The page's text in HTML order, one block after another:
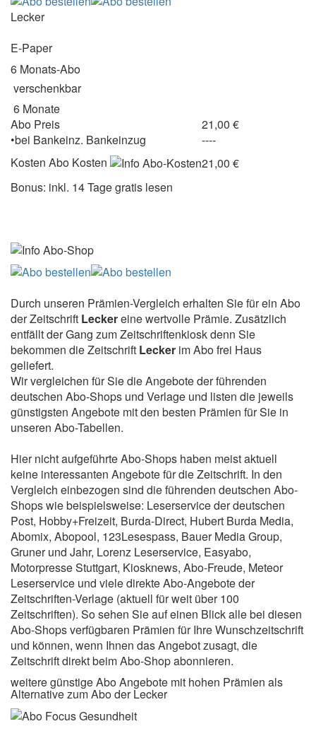
Lecker
E-Paper
6 Monats-Abo
verschenkbar
6 Monate
Abo Preis
21,00 €
•bei Bankeinz. Bankeinzug
----
Kosten Abo Kosten
21,00 €
Bonus: inkl. 14 Tage gratis lesen
Durch unseren Prämien-Vergleich erhalten Sie für ein Abo
der Zeitschrift Leckereine wertvolle Prämie. Zusätzlich
entfällt der Gang zum Zeitschriftenkiosk denn Sie
bekommen die Zeitschrift Lecker im Abo frei Haus
geliefert.
Wir vergleichen für Sie die Angebote der führenden
deutschen Abo-Shops und Verlage und listen die jeweils
günstigsten Angebote mit den besten Prämien für Sie in
unseren Abo-Tabellen.
Hier nicht aufgeführte Abo-Shops haben meist aktuell
keine interessanten Angebote für die Zeitschrift. In den
Vergleich einbezogen sind die führenden deutschen Abo-
Shops wie beispielsweise: Leserservice der deutschen
Post, Hobby+Freizeit, Burda-Direct, Hubert Burda Media,
Abomix, Abopool, 123Lesespass, Bauer Media Group,
Gruner und Jahr, Lorenz Leserservice, Easyabo,
Motorpresse Stuttgart, Kiosknews, Abo-Freude, Meteor
Leserservice und viele direkte Abo-Angebote der
Zeitschriften-Verlage (aktuell für weit über 100
Zeitschriften). So sehen Sie auf einen Blick alle bei diesen
Abo-Shops verfügbaren Prämien für Ihre Wunschzeitschrift
und können, wenn Ihnen das Angebot zusagt, die
Zeitschrift direkt beim Abo-Shop abonnieren.
weitere günstige Abo Angebote mit hohen Prämien als
Alternative zum Abo der Lecker